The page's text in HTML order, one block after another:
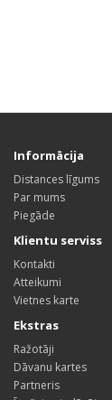
Informācija
Distances līgums
Par mums
Piegāde
Klientu serviss
Kontakti
Atteikumi
Vietnes karte
Ekstras
Ražotāji
Dāvanu kartes
Partneris